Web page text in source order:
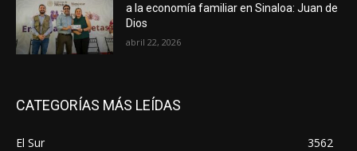
a la economía familiar en Sinaloa: Juan de
Dios
abril 22, 2026
CATEGORÍAS MÁS LEÍDAS
El Sur
3562